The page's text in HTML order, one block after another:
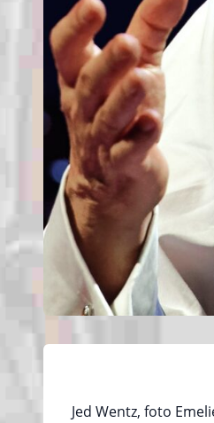
Jed Wentz, foto